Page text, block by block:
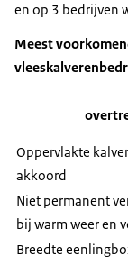
en op 3 bedrijven
Meest
Oppervlakte
akkoord
Niet permanent
bij warm weer en
Breedte